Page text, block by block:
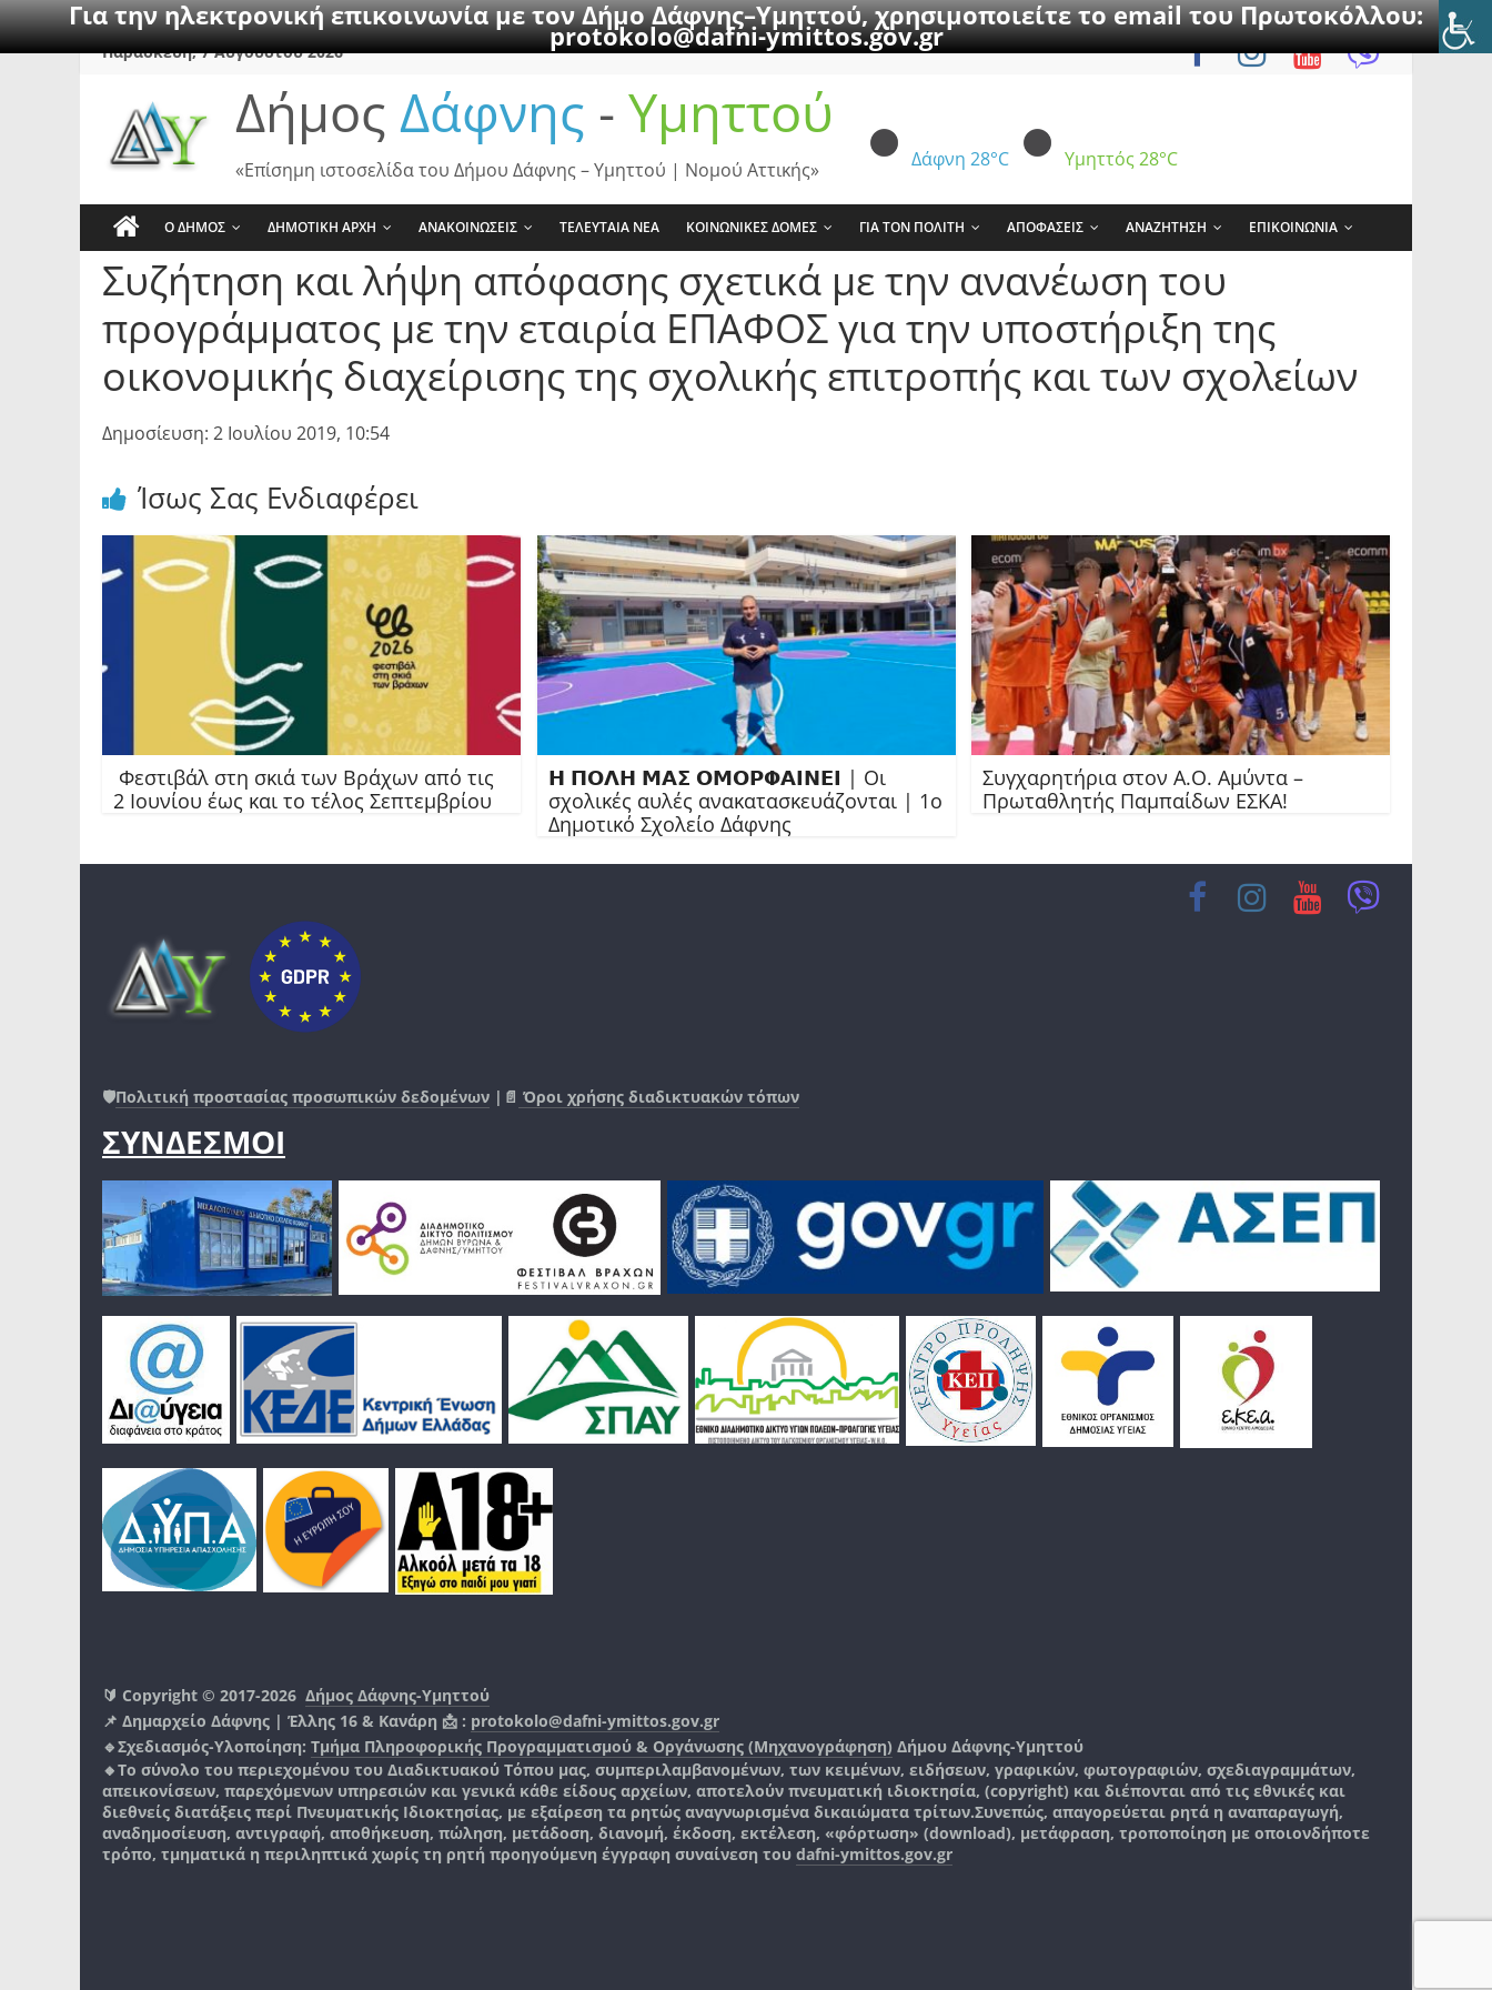
Για την ηλεκτρονική επικοινωνία με τον Δήμο Δάφνης–Υμηττού, χρησιμοποιείτε το email του Πρωτοκόλλου:
protokolo@dafni-ymittos.gov.gr
SkipΠαρασκευή, 7 Αυγούστου 2026
Δήμος Δάφνης - Υμηττού
Δάφνη 28°C Υμηττός 28°C
«Επίσημη ιστοσελίδα του Δήμου Δάφνης – Υμηττού | Νομού Αττικής»
Ο ΔΗΜΟΣ ΔΗΜΟΤΙΚΗ ΑΡΧΗ ΑΝΑΚΟΙΝΩΣΕΙΣ ΤΕΛΕΥΤΑΙΑ ΝΕΑ ΚΟΙΝΩΝΙΚΕΣ ΔΟΜΕΣ ΓΙΑ ΤΟΝ ΠΟΛΙΤΗ ΑΠΟΦΑΣΕΙΣ ΑΝΑΖΗΤΗΣΗ ΕΠΙΚΟΙΝΩΝΙΑ
Συζήτηση και λήψη απόφασης σχετικά με την ανανέωση του
προγράμματος με την εταιρία ΕΠΑΦΟΣ για την υποστήριξη της
οικονομικής διαχείρισης της σχολικής επιτροπής και των σχολείων
Δημοσίευση: 2 Ιουλίου 2019, 10:54
Ίσως Σας Ενδιαφέρει
Φεστιβάλ στη σκιά των Βράχων από τις
2 Ιουνίου έως και το τέλος Σεπτεμβρίου
𝝜 𝝥𝝤𝝠𝝜 𝝡𝝖𝝨 𝝤𝝡𝝤𝝦𝝫𝝖𝝞𝝢𝝚𝝞 | Οι
σχολικές αυλές ανακατασκευάζονται | 1ο
Δημοτικό Σχολείο Δάφνης
Συγχαρητήρια στον Α.Ο. Αμύντα –
Πρωταθλητής Παμπαίδων ΕΣΚΑ!
🛡️Πολιτική προστασίας προσωπικών δεδομένων |📄 Όροι χρήσης διαδικτυακών τόπων
ΣΥΝΔΕΣΜΟΙ
🔰 Copyright © 2017-2026 Δήμος Δάφνης-Υμηττού
📌 Δημαρχείο Δάφνης | Έλλης 16 & Κανάρη 📩 : protokolo@dafni-ymittos.gov.gr
🔹Σχεδιασμός-Υλοποίηση: Τμήμα Πληροφορικής Προγραμματισμού & Οργάνωσης (Μηχανογράφηση) Δήμου Δάφνης-Υμηττού
🔸Το σύνολο του περιεχομένου του Διαδικτυακού Τόπου μας, συμπεριλαμβανομένων, των κειμένων, ειδήσεων, γραφικών, φωτογραφιών, σχεδιαγραμμάτων,
απεικονίσεων, παρεχόμενων υπηρεσιών και γενικά κάθε είδους αρχείων, αποτελούν πνευματική ιδιοκτησία, (copyright) και διέπονται από τις εθνικές και
διεθνείς διατάξεις περί Πνευματικής Ιδιοκτησίας, με εξαίρεση τα ρητώς αναγνωρισμένα δικαιώματα τρίτων.Συνεπώς, απαγορεύεται ρητά η αναπαραγωγή,
αναδημοσίευση, αντιγραφή, αποθήκευση, πώληση, μετάδοση, διανομή, έκδοση, εκτέλεση, «φόρτωση» (download), μετάφραση, τροποποίηση με οποιονδήποτε
τρόπο, τμηματικά η περιληπτικά χωρίς τη ρητή προηγούμενη έγγραφη συναίνεση του dafni-ymittos.gov.gr